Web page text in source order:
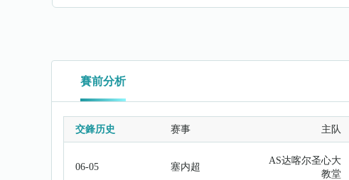
賽前分析
交鋒历史 赛事 主队
06-05 塞内超
AS达喀尔圣心大
教堂